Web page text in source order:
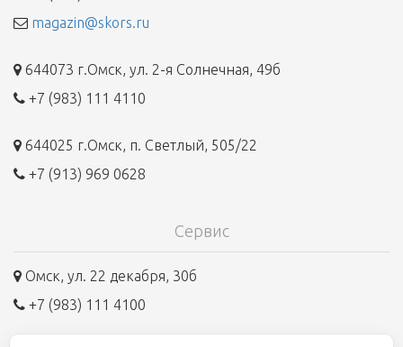
magazin@skors.ru
644073 г.Омск, ул. 2-я Солнечная, 49б
+7 (983) 111 4110
644025 г.Омск, п. Светлый, 505/22
+7 (913) 969 0628
Сервис
Омск, ул. 22 декабря, 30б
+7 (983) 111 4100